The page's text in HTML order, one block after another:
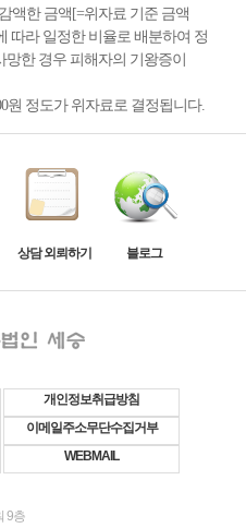
액한 금액[=위자료 기준 금액
따라 일정한 비율로 배분하여 정
한 경우 피해자의 기왕증이
원 정도가 위자료로 결정됩니다.
상담 외뢰하기 블로그
개인정보취급방침
이메일주소무단수집거부
WEBMAIL
9층